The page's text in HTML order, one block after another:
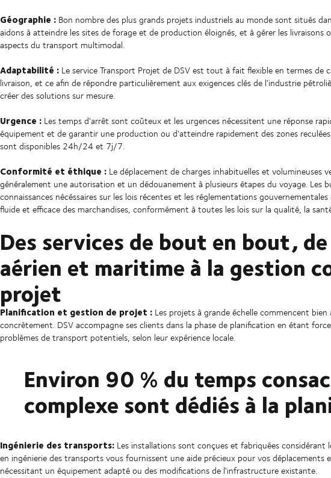
Géographie : Bon nombre des plus grands projets industriels au monde sont situés
aidons à atteindre les sites de forage et de production éloignés, et à gérer les
aspects du transport multimodal.
Adaptabilité : Le service Transport Projet de DSV est tout à fait flexible en termes de
livraison, et ce afin de répondre particulièrement aux exigences clés de l'industrie
créer des solutions sur mesure.
Urgence : Les temps d'arrêt sont coûteux et les urgences nécessitent une réponse
équipement et de garantir une production ou d'atteindre rapidement des zones
sont disponibles 24h/24 et 7j/7.
Conformité et éthique : Le déplacement de charges inhabituelles et volumineuses
généralement une autorisation et un dédouanement à plusieurs étapes du voyage. Les
connaissances nécéssaires sur les lois récentes et les réglementations
fluide et efficace des marchandises, conformément à toutes les lois sur la qualité, la
Des services de bout en bout,
aérien et maritime à la gestion
projet
Planification et gestion de projet : Les projets à grande échelle commencent
concrètement. DSV accompagne ses clients dans la phase de planification en étant
problèmes de transport potentiels, selon leur expérience locale.
Environ 90 % du temps
complexe sont dédiés à la
Ingénierie des transports: Les installations sont conçues et fabriquées
en ingénierie des transports vous fournissent une aide précieux pour vos déplacements
nécessitant un équipement adapté ou des modifications de l'infrastructure existante.